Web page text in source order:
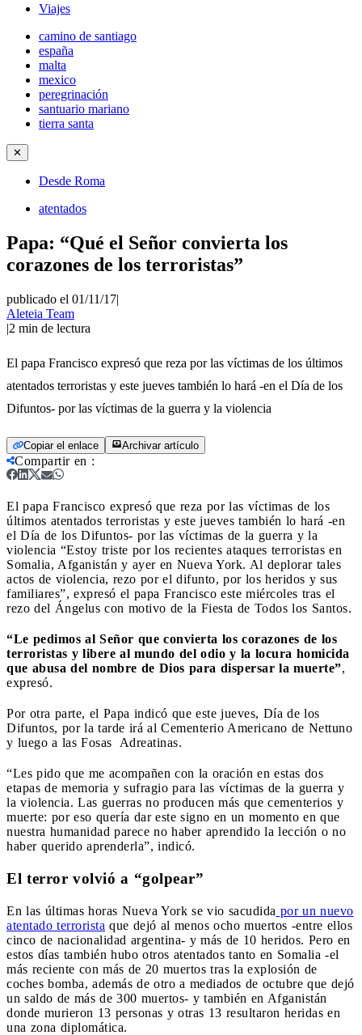
Viajes
camino de santiago
españa
malta
mexico
peregrinación
santuario mariano
tierra santa
✕
Desde Roma
atentados
Papa: “Qué el Señor convierta los
corazones de los terroristas”
publicado el 01/11/17|
Aleteia Team
|2 min de lectura
El papa Francisco expresó que reza por las víctimas de los últimos
atentados terroristas y este jueves también lo hará -en el Día de los
Difuntos- por las víctimas de la guerra y la violencia
Copiar el enlace Archivar artículo
Compartir en :
El papa Francisco expresó que reza por las víctimas de los
últimos atentados terroristas y este jueves también lo hará -en
el Día de los Difuntos- por las víctimas de la guerra y la
violencia “Estoy triste por los recientes ataques terroristas en
Somalia, Afganistán y ayer en Nueva York. Al deplorar tales
actos de violencia, rezo por el difunto, por los heridos y sus
familiares”, expresó el papa Francisco este miércoles tras el
rezo del Ángelus con motivo de la Fiesta de Todos los Santos.
“Le pedimos al Señor que convierta los corazones de los
terroristas y libere al mundo del odio y la locura homicida
que abusa del nombre de Dios para dispersar la muerte”,
expresó.
Por otra parte, el Papa indicó que este jueves, Día de los
Difuntos, por la tarde irá al Cementerio Americano de Nettuno
y luego a las Fosas Adreatinas.
“Les pido que me acompañen con la oración en estas dos
etapas de memoria y sufragio para las víctimas de la guerra y
la violencia. Las guerras no producen más que cementerios y
muerte: por eso quería dar este signo en un momento en que
nuestra humanidad parece no haber aprendido la lección o no
haber querido aprenderla”, indicó.
El terror volvió a “golpear”
En las últimas horas Nueva York se vio sacudida por un nuevo
atentado terrorista que dejó al menos ocho muertos -entre ellos
cinco de nacionalidad argentina- y más de 10 heridos. Pero en
estos días también hubo otros atentados tanto en Somalia -el
más reciente con más de 20 muertos tras la explosión de
coches bomba, además de otro a mediados de octubre que dejó
un saldo de más de 300 muertos- y también en Afganistán
donde murieron 13 personas y otras 13 resultaron heridas en
una zona diplomática.